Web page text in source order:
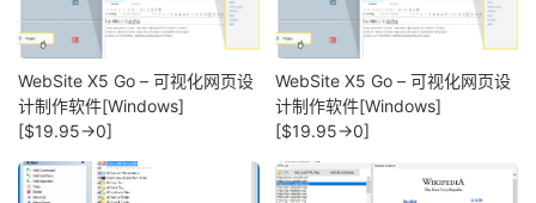
WebSite X5 Go – 可视化网页设
计制作软件[Windows]
[$19.95→0]
WebSite X5 Go – 可视化网页设
计制作软件[Windows]
[$19.95→0]